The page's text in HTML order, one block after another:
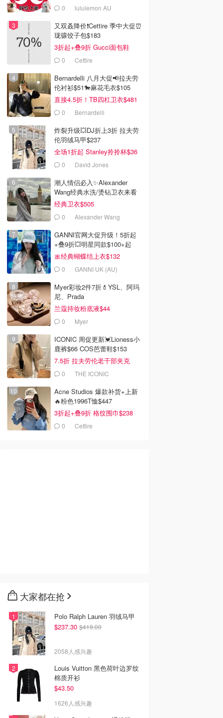
0 lululemon AU
又双叒降价❗️Cettire 季中大促⏰
珑骧饺子包$183
3折起+叠9折 Gucci面包鞋
$9910 Cettire
Bernardelli 八月大促📢拉夫劳
伦衬衫$51🐎麻花毛衣$105
直接4.5折！TB四杠卫衣$481
0 Bernardelli
炸裂升级💥DJ折上3折 拉夫劳
伦羽绒马甲$237
全场1折起 Stanley拎拎杯$36
0 David Jones
潮人情侣必入✨Alexander
Wang经典水洗/烫钻卫衣来看
经典卫衣$505
0 Alexander Wang
GANNI官网大促升级！5折起
+叠9折💥明星同款$100+起
🎀经典蝴蝶结上衣$132
0 GANNI UK (AU)
Myer彩妆2件7折💄YSL、阿玛
尼、Prada
兰蔻持妆粉底液$44
0 Myer
ICONIC 周促更新💓Lioness小
鹿裤$66 COS芭蕾鞋$153
7.5折 拉夫劳伦老干部夹克
$4190 THE ICONIC
Acne Studios 爆款补货+上新
🔥粉色1996T恤$447
3折起+叠9折 格纹围巾$238
0 Cettire
大家都在抢
Polo Ralph Lauren 羽绒马甲
$237.30 $419.00
2058人感兴趣
Louis Vuitton 黑色荷叶边罗纹
棉质开衫
$43.50
1626人感兴趣